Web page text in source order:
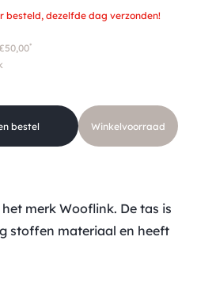
besteld, dezelfde dag verzonden!
*
bestel Winkelvoorraad
merk Wooflink. De tas is
stoffen materiaal en heeft